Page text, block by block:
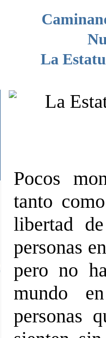
La
Pocos
tanto
libertad
personas
pero no
mundo
personas